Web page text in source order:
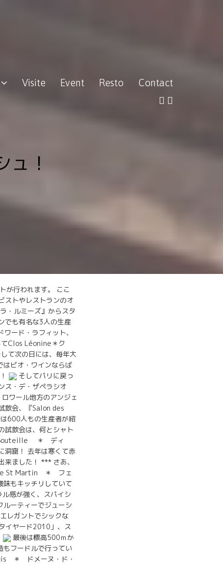
Visite Event Resto Contact
！
が行われます。 ここ
ストやレストランのオ
・ルミーズ』からスタ
でも有名な3人の生産
ード・ラフィット、
Clos Léonine＊ク
て次の日には、毎年大
ビオ・ワインならば
そしてパリに戻っ
・デ・ザペラシオ
ワール地方のアンジェ
飲会、『Salon des
600人もの生産者が紹
試飲会は、何とシャト
Bouteille ＊ ディ
洞窟！ 去年は寒くて赤
来ました！ *** さあ、
St Martin ＊ フェ
もキッチリしていて
感が強く、スパイシ
ーティーでジューシ
レガントでシックな
ヤード2010」、ス
最後は標高500ｍか
フードルで行ってい
＊ ドメーヌ・ド・